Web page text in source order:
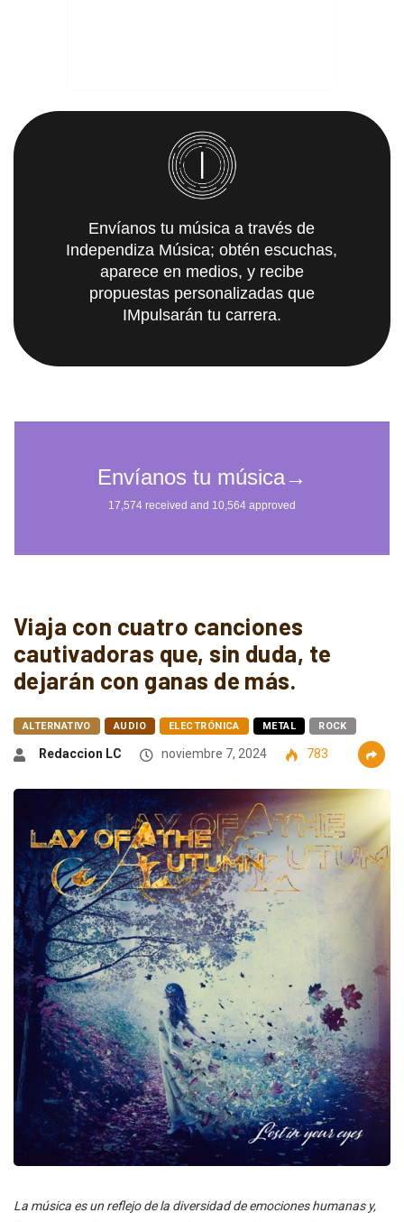
Envíanos tu música a través de
Independiza Música; obtén escuchas,
aparece en medios, y recibe
propuestas personalizadas que
IMpulsarán tu carrera.
Viaja con cuatro canciones
cautivadoras que, sin duda, te
dejarán con ganas de más.
ALTERNATIVO AUDIO ELECTRÓNICA METAL ROCK
Redaccion LC noviembre 7, 2024 783
La música es un reflejo de la diversidad de emociones humanas y,